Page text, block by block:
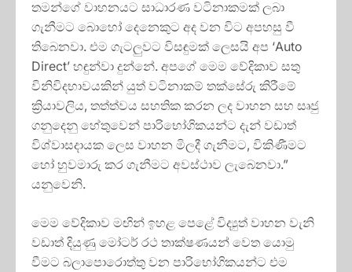
තමන්ගේ වාහනයට සාධාරණ වටිනාකමක් ලබා
ගැනීමට බොහෝ දෙනෙකුට අද වන විට අපහසු වී
තිබෙනවා. එම ගැටලුවට විසඳුමක් ලෙසයි අප ‘Auto
Direct’ හඳුන්වා දුන්නේ. අපගේ මෙම වේදිකාව සතු
විනිවිදභාවයකින් යුත් වටිනාකම් තක්සේරු කිරීමේ
ක්‍රියාවලිය, තත්ත්වය සහතික කරන ලද වාහන සහ සෘජු
ගනුදෙනු හේතුවෙන් පාරිභෝගිකයන්ට දැන් වඩාත්
විශ්වාසදායක ලෙස වාහන මිලදී ගැනීමට, විකිණීමට
හෝ හුවමාරු කර ගැනීමට අවස්ථාව ලැබෙනවා.”
යනුවෙනි.
මෙම වේදිකාව මඟින් ඉහළ පෙළේ විද්‍යුත් වාහන වැනි
වඩාත් දියුණු මෝටර් රථ තාක්ෂණයන් වෙත යොමු
වීමට බලාපොරොත්තු වන පාරිභෝගිකයන්ට එම